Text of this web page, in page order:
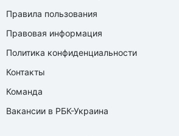
Правила пользования
Правовая информация
Политика конфиденциальности
Контакты
Команда
Вакансии в РБК-Украина